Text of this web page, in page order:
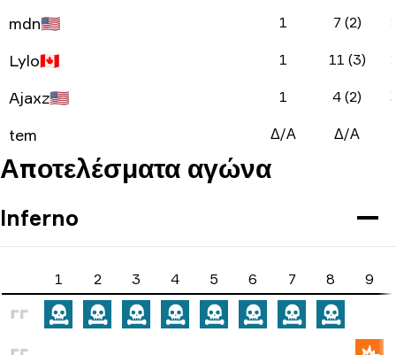
mdn🇺🇸 1 7 (2)
Lylo🇨🇦 1 11 (3)
Ajaxz🇺🇸 1 4 (2)
tem Δ/Α Δ/Α
Αποτελέσματα αγώνα
Inferno
1 2 3 4 5 6 7 8 9